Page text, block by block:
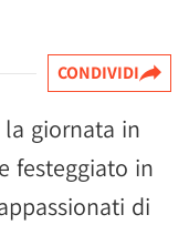
CONDIVIDI
la giornata in
festeggiato in
di